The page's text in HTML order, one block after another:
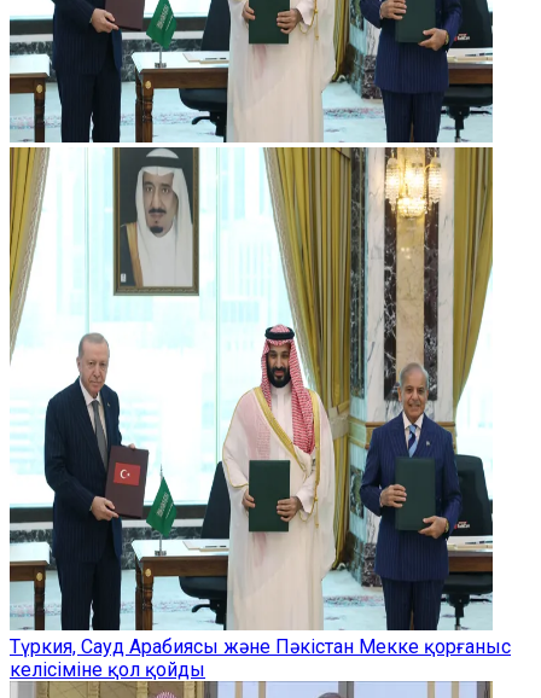
Түркия, Сауд Арабиясы және Пәкістан Мекке қорғаныс
келісіміне қол қойды